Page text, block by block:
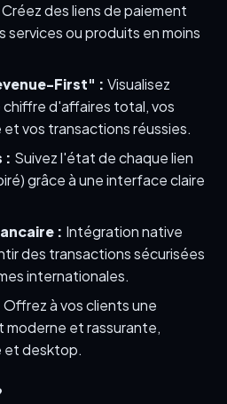
Créez des liens de paiement
services ou produits en moins
First" : Visualisez
d'affaires total, vos
vos transactions réussies.
: Suivez l'état de chaque lien
grâce à une interface claire
: Intégration native
des transactions sécurisées
internationales.
Offrez à vos clients une
et rassurante,
et desktop.